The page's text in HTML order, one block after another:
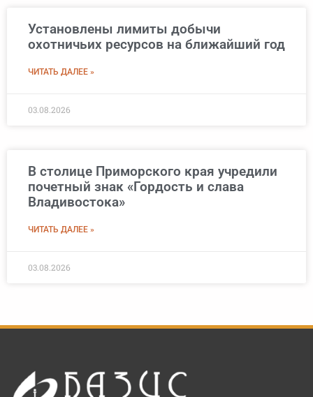
Установлены лимиты добычи
охотничьих ресурсов на ближайший год
ЧИТАТЬ ДАЛЕЕ »
03.08.2026
В столице Приморского края учредили
почетный знак «Гордость и слава
Владивостока»
ЧИТАТЬ ДАЛЕЕ »
03.08.2026